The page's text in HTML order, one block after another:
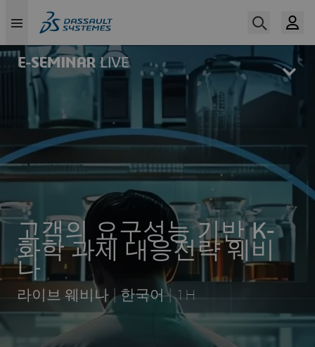
content
고객의 요구성능 기반 K-
화학 과제 대응전략 웨비
나
라이브 웨비나 | 한국어 | 1H